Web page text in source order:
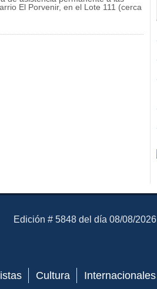
El Porvenir, en el Lote 111 (cerca
Diario
Edición # 5848 del día 08/08/2026
Cultura Internacionales